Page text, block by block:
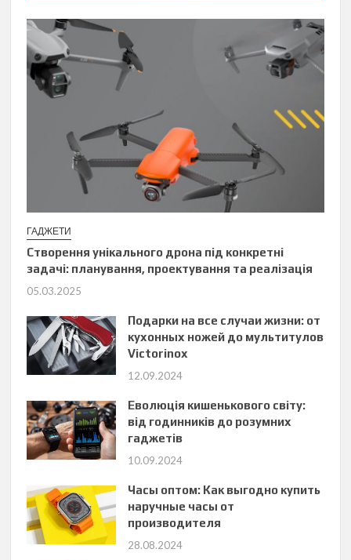
ГАДЖЕТИ
Створення унікального дрона під конкретні
задачі: планування, проектування та реалізація
05.03.2025
Подарки на все случаи жизни: от
кухонных ножей до мультитулов
Victorinox
12.09.2024
Еволюція кишенькового світу:
від годинників до розумних
гаджетів
10.09.2024
Часы оптом: Как выгодно купить
наручные часы от
производителя
28.08.2024